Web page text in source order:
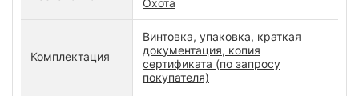
Комплектация
Винтовка, упаковка, краткая
документация, копия
сертификата (по запросу
покупателя)